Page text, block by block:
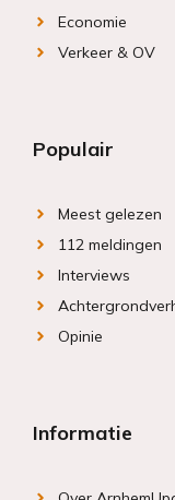
Economie
Verkeer & OV
Populair
Meest gelezen
112 meldingen
Interviews
Opinie
Informatie